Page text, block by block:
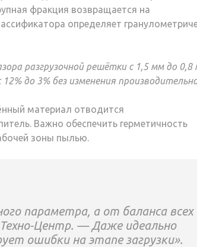
фракция возвращается на
определяет
разгрузочной решётки с 1,5 мм до 0,8
до 3% без изменения
материал отводится
Важно обеспечить герметичность
зоны пылью.
параметра, а от баланса всех
Центр. — Даже идеально
ошибки на этапе загрузки».